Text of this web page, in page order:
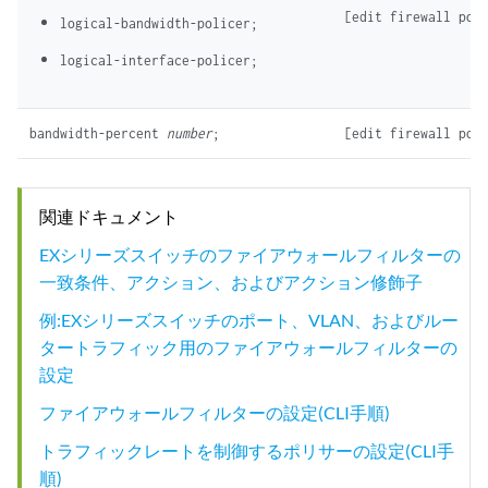
[edit firewall
bandwidth-percent number [edit firewall
関連ドキュメント
EXシリーズスイッチのファイアウォールフィルターの
一致条件、アクション、およびアクション修飾子
例:EXシリーズスイッチのポート、VLAN、およびルー
タートラフィック用のファイアウォールフィルターの
設定
ファイアウォールフィルターの設定(CLI手順)
トラフィックレートを制御するポリサーの設定(CLI手
順)